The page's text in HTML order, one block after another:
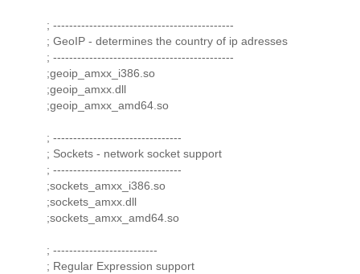
; ---------------------------------------------
; GeoIP - determines the country of ip adresses
; ---------------------------------------------
;geoip_amxx_i386.so
;geoip_amxx.dll
;geoip_amxx_amd64.so
; --------------------------------
; Sockets - network socket support
; --------------------------------
;sockets_amxx_i386.so
;sockets_amxx.dll
;sockets_amxx_amd64.so
; --------------------------
; Regular Expression support